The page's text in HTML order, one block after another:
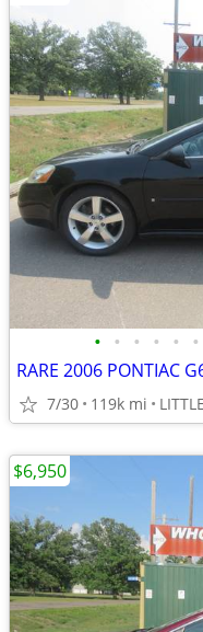
• • • • • •
7/30 119k mi
$6,950